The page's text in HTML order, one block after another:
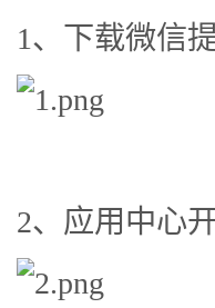
1、下载微信
2、应用中心